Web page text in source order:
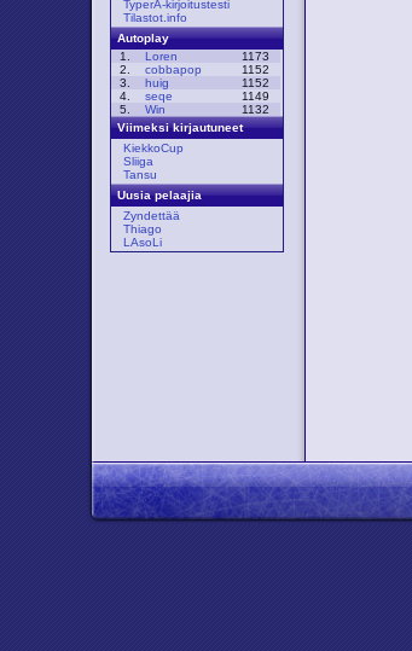
TyperA-kirjoitustesti
Tilastot.info
Autoplay
1.
Loren
1173
2.
cobbapop
1152
3.
huig
1152
4.
seqe
1149
5.
Win
1132
Viimeksi kirjautuneet
KiekkoCup
Sliiga
Tansu
Uusia pelaajia
Zyndettää
Thiago
LAsoLi